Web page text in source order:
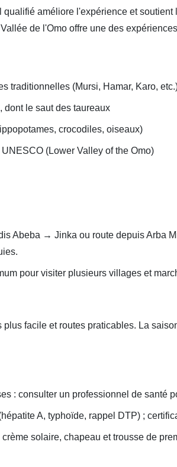
améliore l'expérience et
de l'Omo offre une des
traditionnelles (Mursi, Hamar, Karo,
dont le saut des taureaux
crocodiles, oiseaux)
(Lower Valley of the Omo)
Abeba → Jinka ou route depuis Arba
pour visiter plusieurs villages et
facile et routes praticables. La
: consulter un professionnel de santé
A, typhoïde, rappel DTP) ;
solaire, chapeau et trousse de